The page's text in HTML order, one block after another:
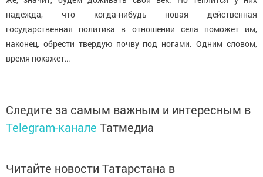
надежда, что когда-нибудь новая действенная
государственная политика в отношении села поможет им,
наконец, обрести твердую почву под ногами. Одним словом,
время покажет…
Следите за самым важным и интересным в
Telegram-канале Татмедиа
Читайте новости Татарстана в